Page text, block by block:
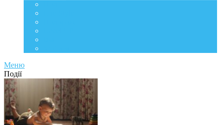
Меню
Події